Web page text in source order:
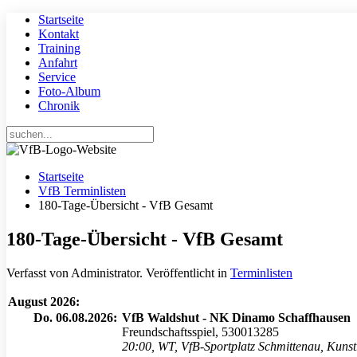
Startseite
Kontakt
Training
Anfahrt
Service
Foto-Album
Chronik
Startseite
VfB Terminlisten
180-Tage-Übersicht - VfB Gesamt
180-Tage-Übersicht - VfB Gesamt
Verfasst von Administrator. Veröffentlicht in Terminlisten
August 2026:
Do. 06.08.2026: VfB Waldshut - NK Dinamo Schaffhausen
Freundschaftsspiel, 530013285
20:00 WT, VfB-Sportplatz Schmittenau,